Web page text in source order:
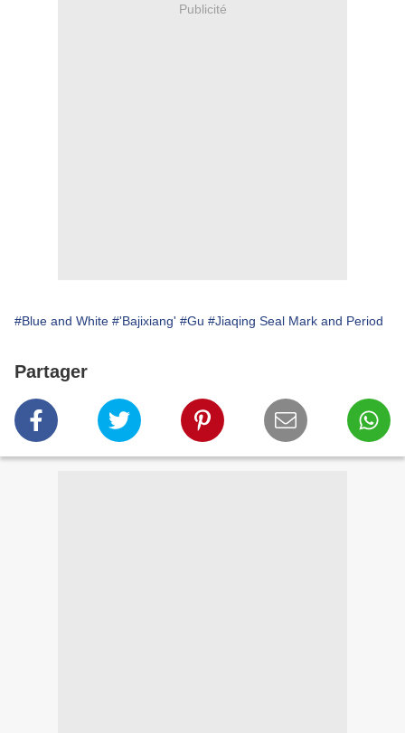
Publicité
#Blue and White #'Bajixiang' #Gu #Jiaqing Seal Mark and Period
Partager